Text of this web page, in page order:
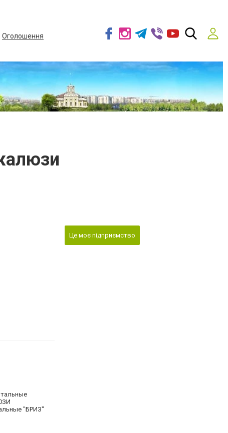
Оголошення
"БРИЗ"
Це моє підприємство